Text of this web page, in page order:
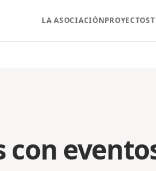
LA ASOCIACIÓNPROYECTOS
con